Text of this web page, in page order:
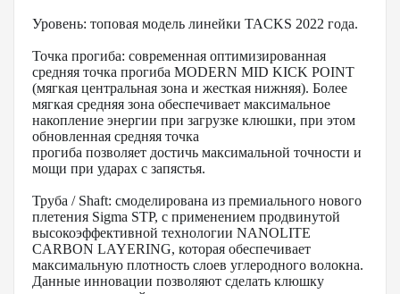
Уровень: топовая модель линейки TACKS 2022 года.
Точка прогиба: современная оптимизированная
средняя точка прогиба MODERN MID KICK POINT
(мягкая центральная зона и жесткая нижняя). Более
мягкая средняя зона обеспечивает максимальное
накопление энергии при загрузке клюшки, при этом
обновленная средняя точка
прогиба позволяет достичь максимальной точности и
мощи при ударах с запястья.
Труба / Shaft: смоделирована из премиального нового
плетения Sigma STP, с применением продвинутой
высокоэффективной технологии NANOLITE
CARBON LAYERING, которая обеспечивает
максимальную плотность слоев углеродного волокна.
Данные инновации позволяют сделать клюшку